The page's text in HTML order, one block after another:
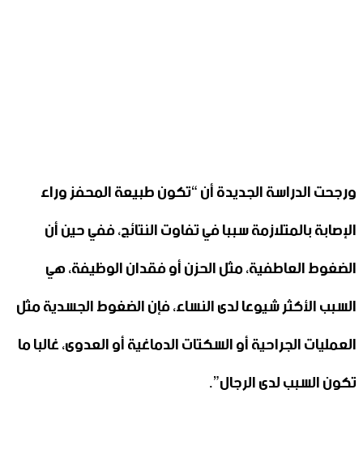
ورجحت الدراسة الجديدة أن “تكون طبيعة المحفز وراء
الإصابة بالمتلازمة سببا في تفاوت النتائج، ففي حين أن
الضغوط العاطفية، مثل الحزن أو فقدان الوظيفة، هي
السبب الأكثر شيوعا لدى النساء، فإن الضغوط الجسدية مثل
العمليات الجراحية أو السكتات الدماغية أو العدوى، غالبا ما
تكون السبب لدى الرجال”.